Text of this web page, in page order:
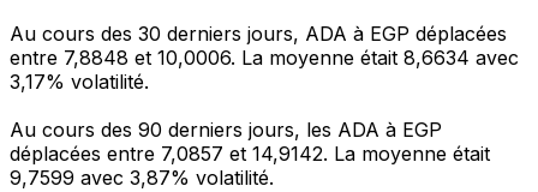
Au cours des 30 derniers jours, ADA à EGP déplacées
entre 7,8848 et 10,0006. La moyenne était 8,6634 avec
3,17% volatilité.
Au cours des 90 derniers jours, les ADA à EGP
déplacées entre 7,0857 et 14,9142. La moyenne était
9,7599 avec 3,87% volatilité.